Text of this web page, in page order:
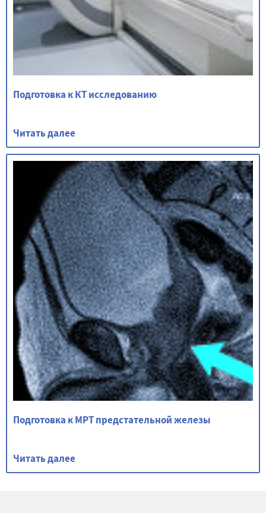
Подготовка к КТ исследованию
Читать далее
Подготовка к МРТ предстательной железы
Читать далее